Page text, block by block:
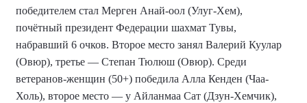
победителем стал Мерген Анай-оол (Улуг-Хем),
почётный президент Федерации шахмат Тувы,
набравший 6 очков. Второе место занял Валерий Куулар
(Овюр), третье — Степан Тюлюш (Овюр). Среди
ветеранов-женщин (50+) победила Алла Кенден (Чаа-
Холь), второе место — у Айланмаа Сат (Дзун-Хемчик),